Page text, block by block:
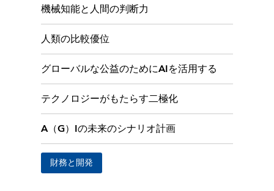
機械知能と人間の判断力
人類の比較優位
グローバルな公益のためにAIを活用する
テクノロジーがもたらす二極化
A（G）Iの未来のシナリオ計画
財務と開発